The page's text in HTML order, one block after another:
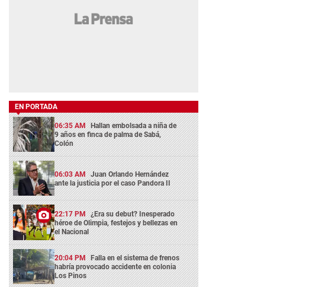
EN PORTADA
06:35 AM Hallan embolsada a niña de
9 años en finca de palma de Sabá,
Colón
06:03 AM Juan Orlando Hernández
ante la justicia por el caso Pandora II
22:17 PM ¿Era su debut? Inesperado
héroe de Olimpia, festejos y bellezas en
el Nacional
20:04 PM Falla en el sistema de frenos
habría provocado accidente en colonia
Los Pinos